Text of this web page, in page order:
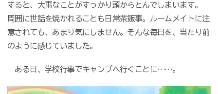
すると、大事なことがすっかり頭からとんでしまいます。
周囲に世話を焼かれることも日常茶飯事。ルームメイトに注
意されても、あまり気にしません。そんな毎日を、当たり前
のように感じていました。
ある日、学校行事でキャンプへ行くことに……。